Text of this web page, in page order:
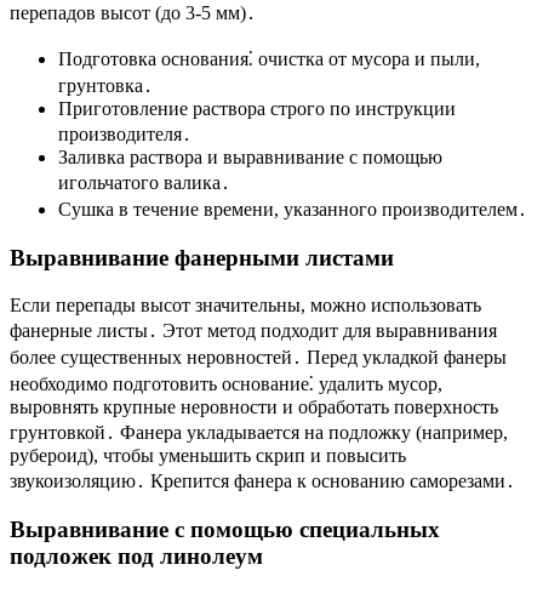
перепадов высот (до 3-5 мм)․
Подготовка основания⁚ очистка от мусора и пыли,
грунтовка․
Приготовление раствора строго по инструкции
производителя․
Заливка раствора и выравнивание с помощью
игольчатого валика․
Сушка в течение времени, указанного производителем․
Выравнивание фанерными листами
Если перепады высот значительны, можно использовать
фанерные листы․ Этот метод подходит для выравнивания
более существенных неровностей․ Перед укладкой фанеры
необходимо подготовить основание⁚ удалить мусор,
выровнять крупные неровности и обработать поверхность
грунтовкой․ Фанера укладывается на подложку (например,
рубероид), чтобы уменьшить скрип и повысить
звукоизоляцию․ Крепится фанера к основанию саморезами․
Выравнивание с помощью специальных
подложек под линолеум